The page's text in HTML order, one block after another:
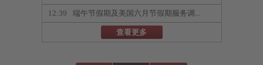
12:39 端午节假期及美国六月节假期服务调...
查看更多